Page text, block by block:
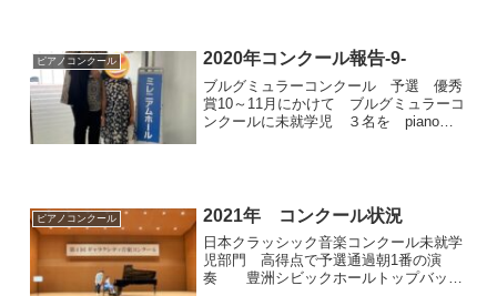
ピアノコンクール 2020年コンクール報告-9-
ブルグミュラーコンクール 予選 優秀
賞10～11月にかけて ブルグミュラーコ
ンクールに未就学児 ３名を pianoを
ピアノコンクール 2021年 コンクール状況
日本クラッシック音楽コンクール未就学
児部門 高得点で予選通過朝1番の演
奏 豊洲シビックホールトップバッタ